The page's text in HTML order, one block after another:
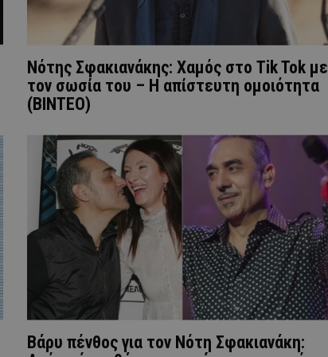
Νότης Σφακιανάκης: Χαμός στο Tik Tok με
τον σωσία του – Η απίστευτη ομοιότητα
(BINTEO)
Bάρυ πένθος για τον Νότη Σφακιανάκη: